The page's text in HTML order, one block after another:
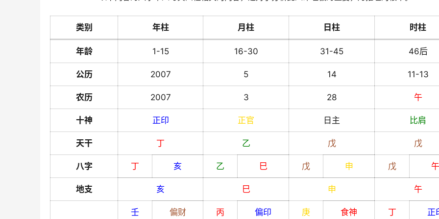
类别 年柱 月柱 日柱 时柱
年龄 1-15 16-30 31-45 46后
公历 2007 5 14 11-13
农历 2007 3 28 午
十神 正印 正官 日主 比肩
天干 丁 乙 戊 戊
八字 丁 亥 乙 巳 戊 申 戊 午
地支 亥 巳 申 午
壬 偏财 丙 偏印 庚 食神 丁 正